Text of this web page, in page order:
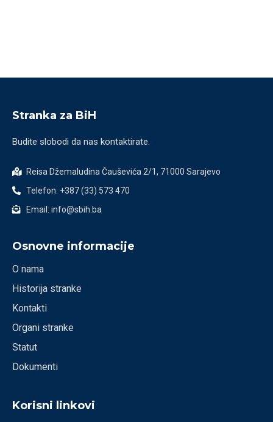
Stranka za BiH
Budite slobodi da nas kontaktirate.
Reisa Džemaludina Čauševića 2/1, 71000 Sarajevo
Telefon: +387 (33) 573 470
Email: info@sbih.ba
Osnovne informacije
O nama
Historija stranke
Kontakti
Organi stranke
Statut
Dokumenti
Korisni linkovi